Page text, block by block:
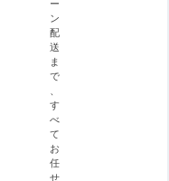
ン
配
送
ま
で
す
べ
て
お
任
せ